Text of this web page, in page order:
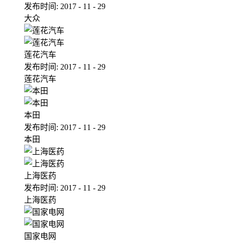
发布时间: 2017 - 11 - 29
大众
莲花汽车
发布时间: 2017 - 11 - 29
莲花汽车
本田
发布时间: 2017 - 11 - 29
本田
上海医药
发布时间: 2017 - 11 - 29
上海医药
国家电网